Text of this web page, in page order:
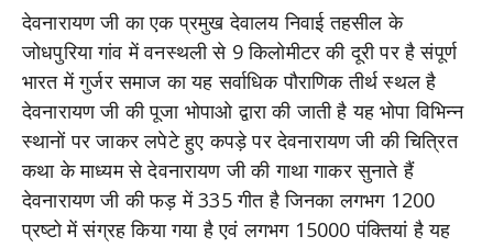
देवनारायण जी का एक प्रमुख देवालय निवाई तहसील के
जोधपुरिया गांव में वनस्थली से 9 किलोमीटर की दूरी पर है संपूर्ण
भारत में गुर्जर समाज का यह सर्वाधिक पौराणिक तीर्थ स्थल है
देवनारायण जी की पूजा भोपाओ द्वारा की जाती है यह भोपा विभिन्न
स्थानों पर जाकर लपेटे हुए कपड़े पर देवनारायण जी की चित्रित
कथा के माध्यम से देवनारायण जी की गाथा गाकर सुनाते हैं
देवनारायण जी की फड़ में 335 गीत है जिनका लगभग 1200
प्रष्टो में संग्रह किया गया है एवं लगभग 15000 पंक्तियां है यह